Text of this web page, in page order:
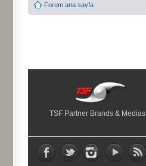
Forum ana sayfa
TSF Partner Brands & Medias